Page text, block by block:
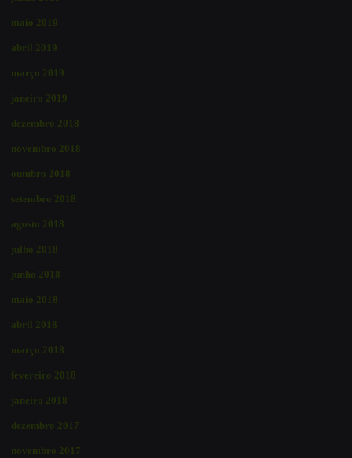
maio 2019
abril 2019
março 2019
janeiro 2019
dezembro 2018
novembro 2018
outubro 2018
setembro 2018
agosto 2018
julho 2018
junho 2018
maio 2018
abril 2018
março 2018
fevereiro 2018
janeiro 2018
dezembro 2017
novembro 2017